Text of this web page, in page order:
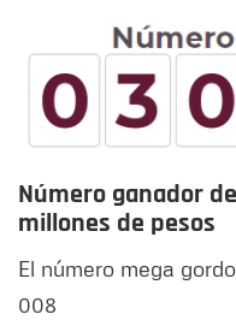
Número ganador
millones de pesos
El número mega
008